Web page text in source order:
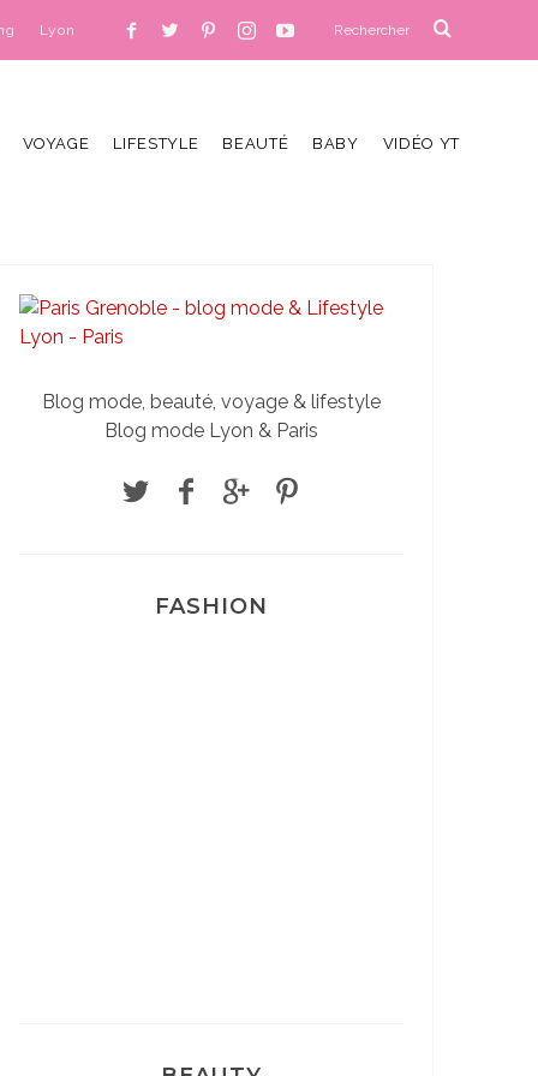
Lyon
VOYAGE LIFESTYLE BEAUTÉ BABY VIDÉO YT
Blog mode, beauté, voyage & lifestyle
Blog mode Lyon & Paris
FASHION